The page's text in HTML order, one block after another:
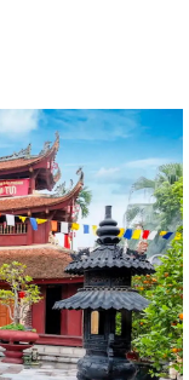
chống tham nhũng
tìm kiếm, quy tập và
nhân dân xã Quý III, IV
100 hộ dân (đợt 1)